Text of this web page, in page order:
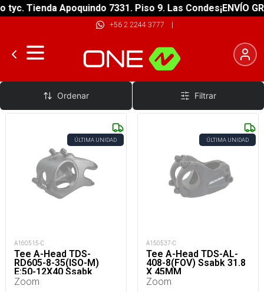
Tienda Apoquindo 7331. Piso 9. Las Condes¡ENVÍO
+56 2 2244 3777 |
Tees
Ordenar Filtrar
ÚLTIMA UNIDAD
A160515-C
Tee A-Head TDS-
RD605-8-35(ISO-M)
E:50-12X40 Ssabk
Zoom
ÚLTIMA UNIDAD
A150537-C
Tee A-Head TDS-AL-
408-8(FOV) Ssabk 31.8
X 45MM
Zoom